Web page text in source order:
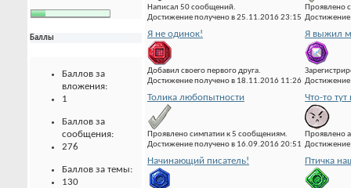
Баллы
Баллов за
вложения:
1
Баллов за
сообщения:
276
Баллов за темы:
130
Написал 50 сообщений.
Достижение получено в 25.11.2016 23:15
Проявлено
Я не одинок!
Добавил своего первого друга.
Достижение получено в 18.11.2016 11:26
Я выжил
Толика любопытности
Проявлено симпатии к 5 сообщениям.
Достижение получено в 16.09.2016 20:51
Что-то тут
Проявлено
Начинающий писатель! Птичка